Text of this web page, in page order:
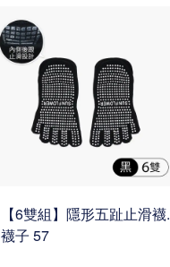
【6雙組】隱形五趾止滑襪.
襪子 57